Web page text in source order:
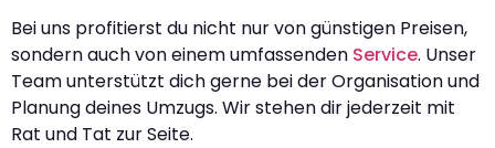
Bei uns profitierst du nicht nur von günstigen Preisen,
sondern auch von einem umfassenden Service. Unser
Team unterstützt dich gerne bei der Organisation und
Planung deines Umzugs. Wir stehen dir jederzeit mit
Rat und Tat zur Seite.